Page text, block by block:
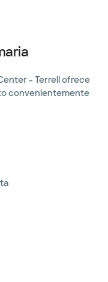
- Terrell ofrece
convenientemente